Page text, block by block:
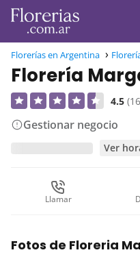
Florerías en Argentina
Florería
4.5
Gestionar negocio
Ver
Llamar
Fotos de Floreria